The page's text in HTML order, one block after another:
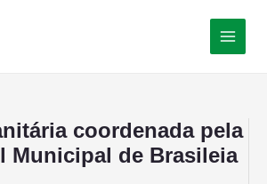
coordenada pela
Municipal de Brasileia